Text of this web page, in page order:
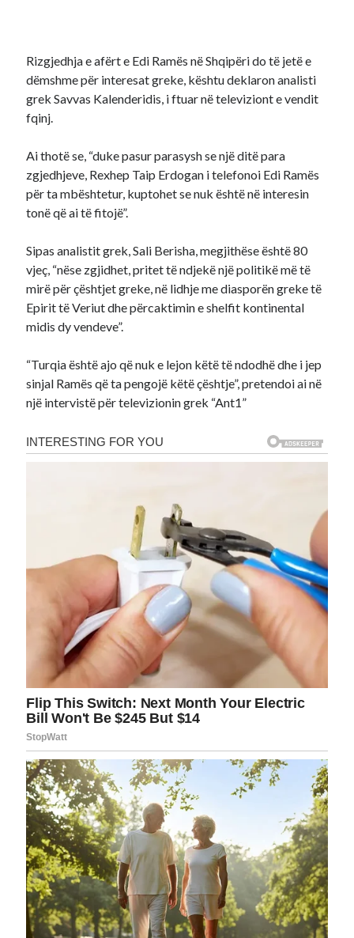
Rizgjedhja e afërt e Edi Ramës në Shqipëri do të jetë e
dëmshme për interesat greke, kështu deklaron analisti
grek Savvas Kalenderidis, i ftuar në televiziont e vendit
fqinj.
Ai thotë se, “duke pasur parasysh se një ditë para
zgjedhjeve, Rexhep Taip Erdogan i telefonoi Edi Ramës
për ta mbështetur, kuptohet se nuk është në interesin
tonë që ai të fitojë”.
Sipas analistit grek, Sali Berisha, megjithëse është 80
vjeç, “nëse zgjidhet, pritet të ndjekë një politikë më të
mirë për çështjet greke, në lidhje me diasporën greke të
Epirit të Veriut dhe përcaktimin e shelfit kontinental
midis dy vendeve”.
“Turqia është ajo që nuk e lejon këtë të ndodhë dhe i jep
sinjal Ramës që ta pengojë këtë çështje”, pretendoi ai në
një intervistë për televizionin grek “Ant1”